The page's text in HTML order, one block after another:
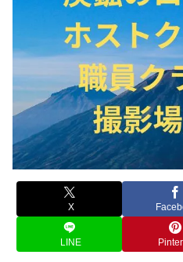
X
LINE